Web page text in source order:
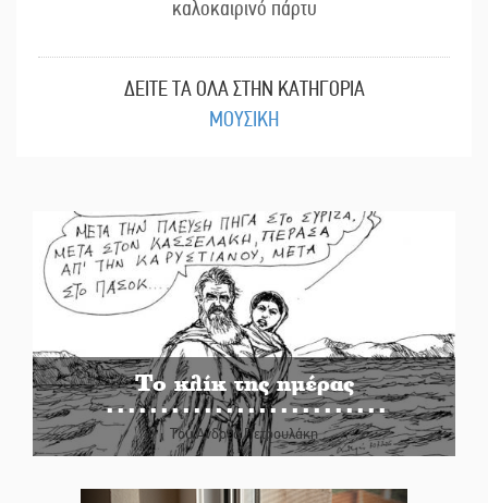
καλοκαιρινό πάρτυ
ΔΕΙΤΕ ΤΑ ΟΛΑ ΣΤΗΝ ΚΑΤΗΓΟΡΙΑ
ΜΟΥΣΙΚΗ
Το κλίκ της ημέρας
Του Ανδρέα Πετρουλάκη